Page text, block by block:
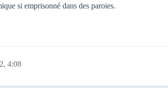
si emprisonné dans des paroies.
4:08